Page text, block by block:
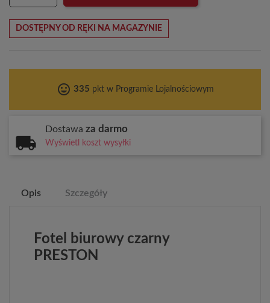
DOSTĘPNY OD RĘKI NA MAGAZYNIE
tag_faces 335 pkt w Programie Lojalnościowym
Dostawa za darmo
Wyświetl koszt wysyłki
Opis Szczegóły
Fotel biurowy czarny
PRESTON